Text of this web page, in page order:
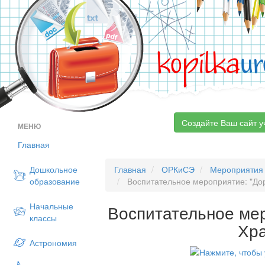
kopilka
МЕНЮ
Главная
Дошкольное
образование
Начальные
классы
Астрономия
Создайте Ваш сайт
Главная ОРКиСЭ
Мероприятия
Воспитательное мероприятие:
Воспитательное